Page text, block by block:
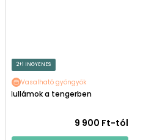
2+1 INGYENES
Vasalható gyöngyök
Hullámok a tengerben
9 900 Ft-tól